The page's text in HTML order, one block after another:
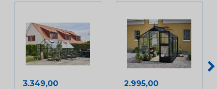
Prijs
3.349,00 Prijs
2.995,00